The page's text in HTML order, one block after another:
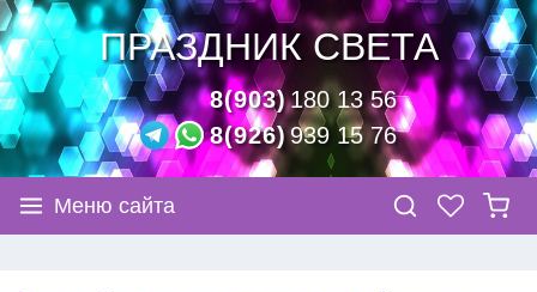
ПРАЗДНИК СВЕТА
8(903)180 13 56
8(926)939 15 76
Меню сайта